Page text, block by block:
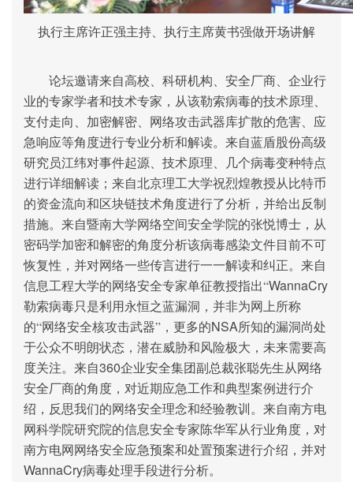
执行主席许正强主持、执行主席黄书强做开场讲解
论坛邀请来自高校、科研机构、安全厂商、企业行
业的专家学者和技术专家，从该勒索病毒的技术原理、
支付走向、加密解密、网络攻击武器库扩散的危害、应
急响应等角度进行专业分析和解读。来自蓝盾股份高级
研究员江纬对事件起源、技术原理、几个病毒变种特点
进行详细解读；来自北京理工大学祝烈煌教授从比特币
的资金流向和区块链技术角度进行了分析，并给出反制
措施。来自暨南大学网络空间安全学院的张悦博士，从
密码学加密和解密的角度分析该病毒感染文件目前不可
恢复性，并对网络一些传言进行一一解读和纠正。来自
信息工程大学的网络安全专家单征教授指出“WannaCry
勒索病毒只是利用永恒之蓝漏洞，并非为网上所称
的“网络安全核攻击武器”，更多的NSA所知的漏洞尚处
于公众不明朗状态，潜在威胁和风险极大，未来需要高
度关注。来自360企业安全集团副总裁张聪先生从网络
安全厂商的角度，对近期应急工作和典型案例进行介
绍，反思我们的网络安全理念和经验教训。来自南方电
网科学院研究院的信息安全专家陈华军从行业角度，对
南方电网网络安全应急预案和处置预案进行介绍，并对
WannaCry病毒处理手段进行分析。